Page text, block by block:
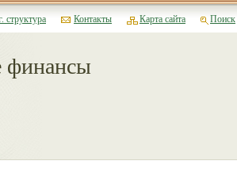
финансы
структура Контакты Карта сайта Поиск